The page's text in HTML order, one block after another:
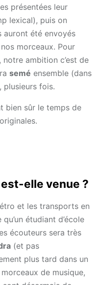
présentées leur
lexical), puis on
auront été envoyés
morceaux. Pour
ambition c’est de
semé ensemble (dans
plusieurs fois.
bien sûr le temps de
elle venue ?
et les transports en
étudiant d’école
écouteurs sera très
(et pas
plus tard dans un
de musique,